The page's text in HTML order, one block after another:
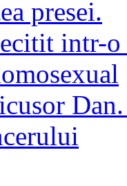
presei.
intr-